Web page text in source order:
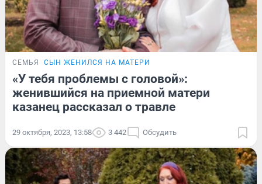
СЕМЬЯ СЫН ЖЕНИЛСЯ НА МАТЕРИ
«У тебя проблемы с головой»:
женившийся на приемной матери
казанец рассказал о травле
29 октября, 2023, 13:58 3 442 Обсудить